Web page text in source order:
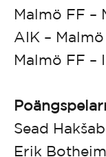
Malmö FF –
AIK – Malmö
Malmö FF –
Sead
Erik